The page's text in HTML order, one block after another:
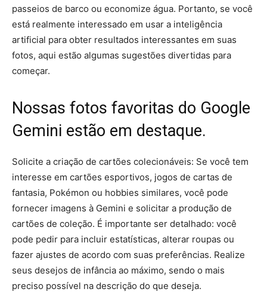
passeios de barco ou economize água. Portanto, se você
está realmente interessado em usar a inteligência
artificial para obter resultados interessantes em suas
fotos, aqui estão algumas sugestões divertidas para
começar.
Nossas fotos favoritas do Google
Gemini estão em destaque.
Solicite a criação de cartões colecionáveis: Se você tem
interesse em cartões esportivos, jogos de cartas de
fantasia, Pokémon ou hobbies similares, você pode
fornecer imagens à Gemini e solicitar a produção de
cartões de coleção. É importante ser detalhado: você
pode pedir para incluir estatísticas, alterar roupas ou
fazer ajustes de acordo com suas preferências. Realize
seus desejos de infância ao máximo, sendo o mais
preciso possível na descrição do que deseja.